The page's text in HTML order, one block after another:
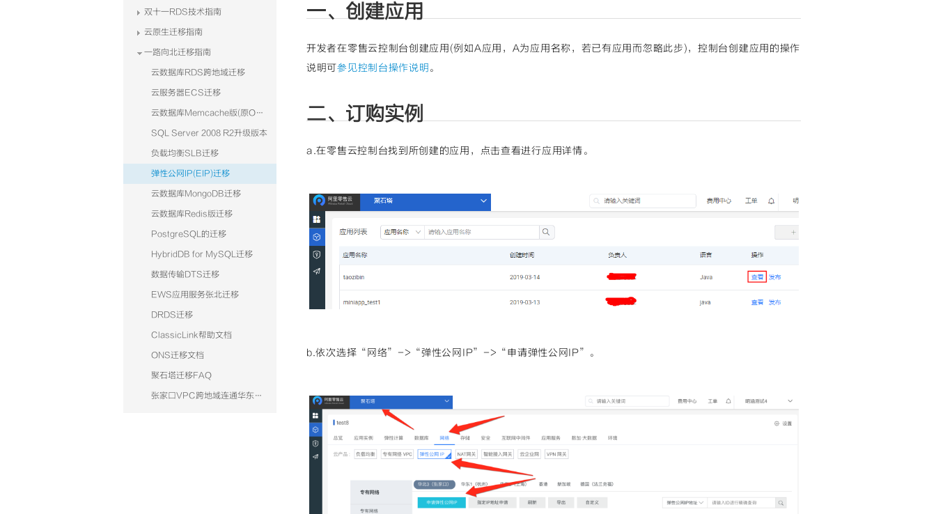
双十一RDS技术指南
云原生迁移指南
一路向北迁移指南
云数据库RDS跨地域迁移
云服务器ECS迁移
云数据库Memcache版(原OCS)迁移
SQL Server 2008 R2升级版本
负载均衡SLB迁移
弹性公网IP(EIP)迁移
云数据库MongoDB迁移
云数据库Redis版迁移
PostgreSQL的迁移
HybridDB for MySQL迁移
数据传输DTS迁移
EWS应用服务张北迁移
DRDS迁移
ClassicLink帮助文档
ONS迁移文档
聚石塔迁移FAQ
张家口VPC跨地域连通华东专有网络SQL server
一、创建应用
开发者在零售云控制台创建应用(例如A应用，A为应用名称，若已有应用而忽略此步)，控制台创建应用的操作
说明可参见控制台操作说明。
二、订购实例
a.在零售云控制台找到所创建的应用，点击查看进行应用详情。
b.依次选择“网络”->“弹性公网IP”->“申请弹性公网IP”。